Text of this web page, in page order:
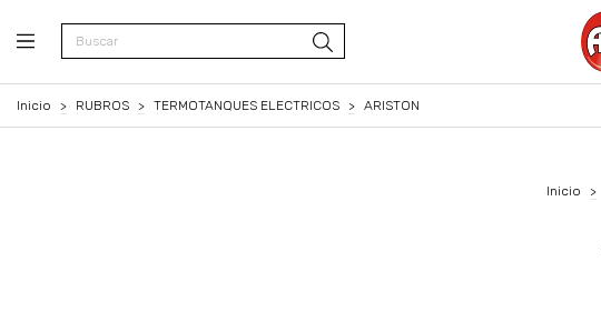
Inicio > RUBROS > TERMOTANQUES ELECTRICOS > ARISTON
Inicio >